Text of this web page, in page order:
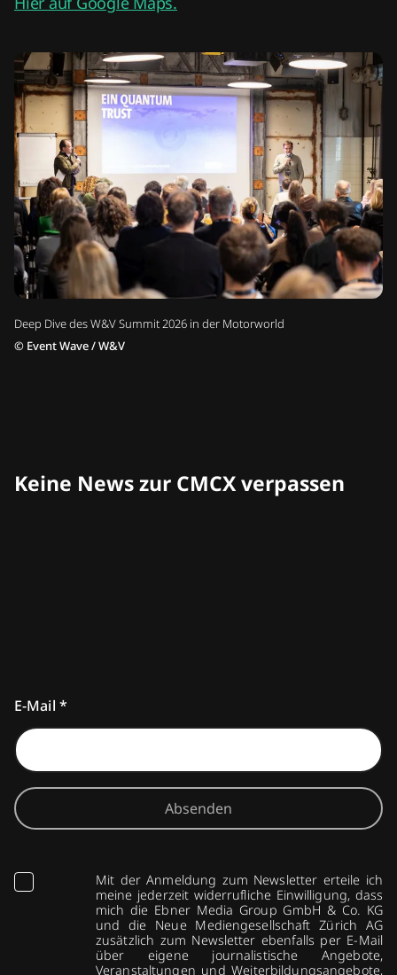
Deep Dive des W&V Summit 2026 in der Motorworld
© Event Wave / W&V
Keine News zur CMCX verpassen
E-Mail *
Absenden
Mit der Anmeldung zum Newsletter erteile ich
meine jederzeit widerrufliche Einwilligung, dass
mich die Ebner Media Group GmbH & Co. KG
und die Neue Mediengesellschaft Zürich AG
zusätzlich zum Newsletter ebenfalls per E-Mail
über eigene journalistische Angebote,
Veranstaltungen und Weiterbildungsangebote,